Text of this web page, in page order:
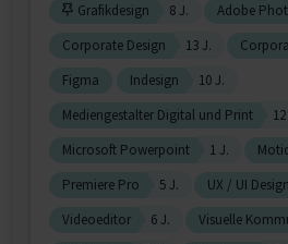
Grafikdesign
8 J. Adobe
Corporate Design
13 J.
Figma
Indesign
10 J.
Mediengestalter Digital und Print
Microsoft Powerpoint
1 J.
Premiere Pro
5 J. UX / UI
Videoeditor
6 J. Visuelle